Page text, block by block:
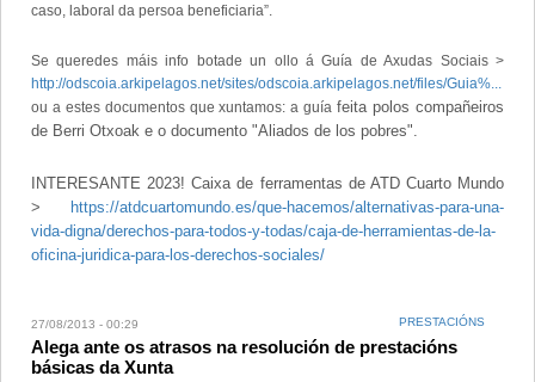
caso, laboral da persoa beneficiaria”.
Se queredes máis info botade un ollo á Guía de Axudas Sociais >
http://odscoia.arkipelagos.net/sites/odscoia.arkipelagos.net/files/Guia%...
ou a estes documentos que xuntamos: a guíafeita polos compañeiros
de Berri Otxoak e o documento "Aliados de los pobres".
INTERESANTE 2023! Caixa de ferramentas de ATD Cuarto Mundo
>
https://atdcuartomundo.es/que-hacemos/alternativas-para-una-
vida-digna/derechos-para-todos-y-todas/caja-de-herramientas-de-la-
oficina-juridica-para-los-derechos-sociales/
27/08/2013 - 00:29 PRESTACIÓNS
Alega ante os atrasos na resolución de prestacións
básicas da Xunta